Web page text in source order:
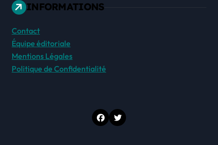
INFORMATIONS
Contact
Équipe éditoriale
Mentions Légales
Politique de Confidentialité